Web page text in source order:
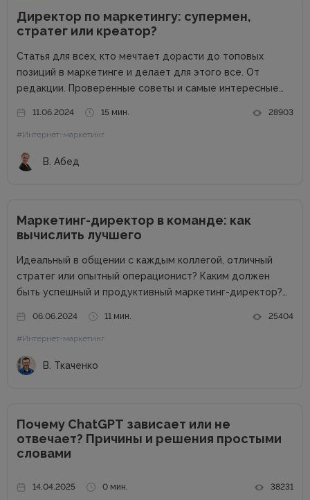
Директор по маркетингу: супермен,
стратег или креатор?
Статья для всех, кто мечтает дорасти до топовых
позиций в маркетинге и делает для этого все. От
редакции. Проверенные советы и самые интересные
на наш телеграм-канал и получайте каждую неделю
новую порцию...
11.06.2024 15 мин. 28903
#Интернет-маркетинг
В. Абед
Маркетинг-директор в команде: как
вычислить лучшего
Идеальный в общении с каждым коллегой, отличный
стратег или опытный операционист? Каким должен
быть успешный и продуктивный маркетинг-директор?
Directors Day рассказал Виталий Ткаченко. Виталий –
соучредитель Tkachenko & Myroniuk Marketing Agency,
имеет огромный опыт...
06.06.2024 11 мин. 25404
#Интернет-маркетинг
В. Ткаченко
Почему ChatGPT зависает или не
отвечает? Причины и решения простыми
словами
14.04.2025 0 мин. 38231